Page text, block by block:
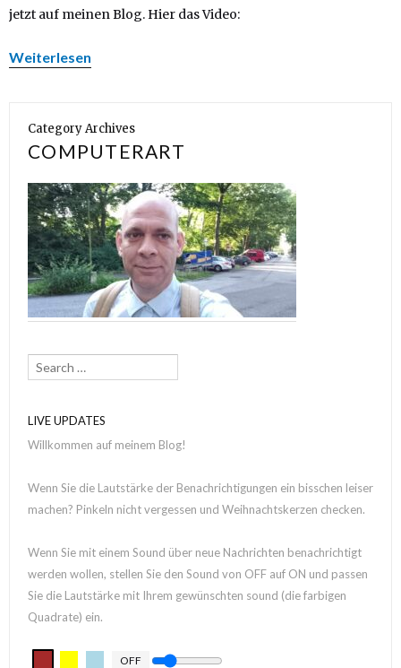
jetzt auf meinen Blog. Hier das Video:
Weiterlesen
Category Archives
COMPUTERART
Search
LIVE UPDATES
Willkommen auf meinem Blog!
Wenn Sie die Lautstärke der Benachrichtigungen ein bisschen leiser
machen? Pinkeln nicht vergessen und Weihnachtskerzen checken.
Wenn Sie mit einem Sound über neue Nachrichten benachrichtigt
werden wollen, stellen Sie den Sound von OFF auf ON und passen
Sie die Lautstärke mit Ihrem gewünschten sound (die farbigen
Quadrate) ein.
OFF